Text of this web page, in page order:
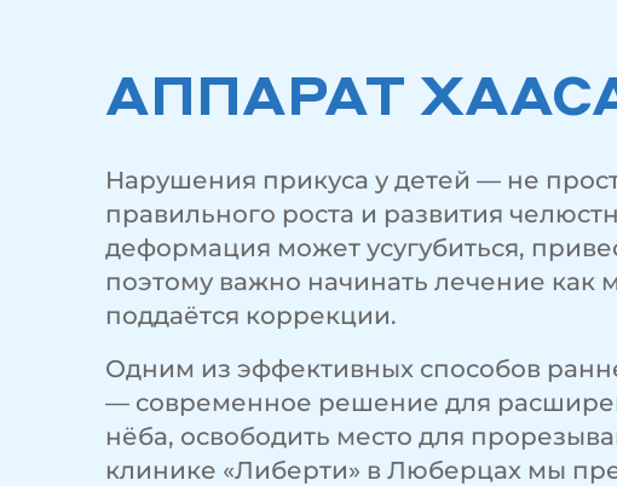
АППАРАТ
Нарушения прикуса у детей — не
правильного роста и развития
деформация может усугубиться,
поэтому важно начинать лечение как
поддаётся коррекции.
Одним из эффективных способов
— современное решение для
нёба, освободить место для
клинике «Либерти» в Люберцах мы